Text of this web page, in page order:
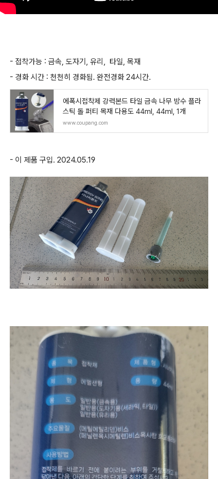
- 접착가능 : 금속, 도자기, 유리, 타일, 목재
- 경화 시간 : 천천히 경화됨. 완전경화 24시간.
에폭시접착제 강력본드 타일 금속 나무 방수 플라
스틱 돌 퍼티 목재 다용도 44ml, 44ml, 1개
www.coupang.com
- 이 제품 구입. 2024.05.19